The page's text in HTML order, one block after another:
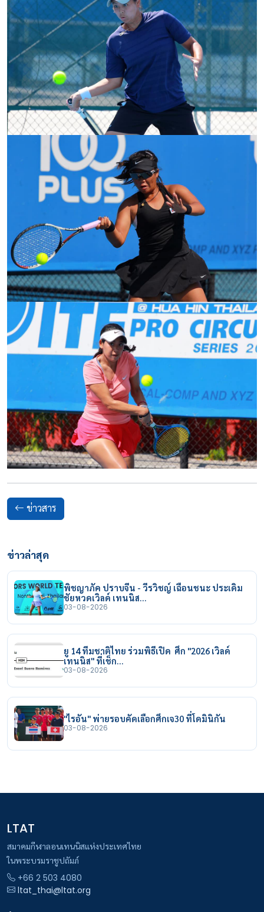
ข่าวสาร
ข่าวล่าสุด
พิชญาภัค ปราบจีน - วีรวิชญ์ เฉือนชนะ ประเดิม
ชัยหวดเวิลด์ เทนนิส…
03-08-2026
ยู 14 ทีมชาติไทย ร่วมพิธีเปิด ศึก "2026 เวิลด์
เทนนิส" ที่เช็ก…
03-08-2026
"ไรอัน" พ่ายรอบคัดเลือกศึกเจ30 ที่โดมินิกัน
03-08-2026
LTAT
สมาคมกีฬาลอนเทนนิสแห่งประเทศไทย
ในพระบรมราชูปถัมภ์
+66 2 503 4080
ltat_thai@ltat.org